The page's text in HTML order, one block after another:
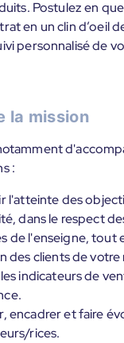
Postulez en
en un clin d’oeil
personnalisé de
la mission
:
l'atteinte des
dans le respect
de l'enseigne, tout
des clients de votre
indicateurs de
encadrer et faire
rices.